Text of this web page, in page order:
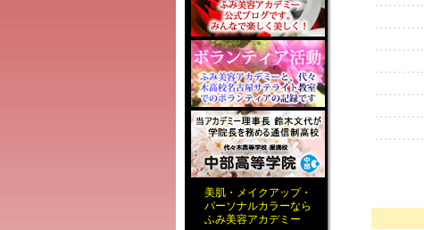
美肌 ・ メイクアップ・
パーソナルカラーなら
ふみ美容アカデミー